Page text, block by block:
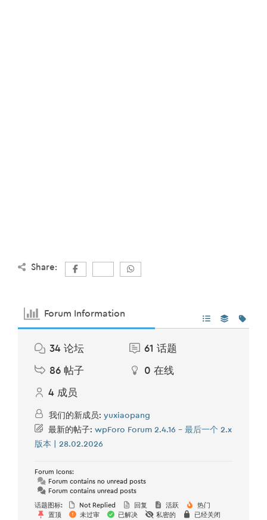
Share:
Forum Information
34 论坛 61 话题
86 帖子 0 在线
4 成员
我们的新成员: yuxiaopang
最新的帖子: wpForo Forum 2.4.16 – 最后一个 2.x
版本 | 28.02.2026
Forum Icons:
Forum contains no unread posts
Forum contains unread posts
话题图标: Not Replied 回复 活跃
热门
置顶
未过审 已解决 私密的 已经关闭